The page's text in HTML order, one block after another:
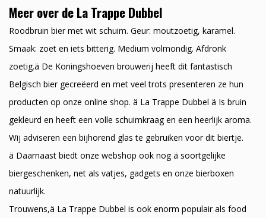
Meer over de La Trappe Dubbel
Roodbruin bier met wit schuim. Geur: moutzoetig, karamel.
Smaak: zoet en iets bitterig. Medium volmondig. Afdronk
zoetig.ä De Koningshoeven brouwerij heeft dit fantastisch
Belgisch bier gecreëerd en met veel trots presenteren ze hun
producten op onze online shop. ä La Trappe Dubbel ä Is bruin
gekleurd en heeft een volle schuimkraag en een heerlijk aroma.
Wij adviseren een bijhorend glas te gebruiken voor dit biertje.
ä Daarnaast biedt onze webshop ook nog ä soortgelijke
biergeschenken, net als vatjes, gadgets en onze bierboxen
natuurlijk.
Trouwens,ä La Trappe Dubbel is ook enorm populair als food